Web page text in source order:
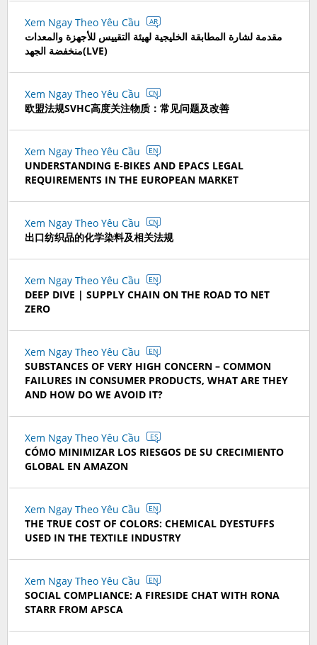
Xem Ngay Theo Yêu Cầu AR
مقدمة لشارة المطابقة الخليجية لهيئة التقييس للأجهزة والمعدات
منخفضة الجهد(LVE)
Xem Ngay Theo Yêu Cầu CN
欧盟法规SVHC高度关注物质：常见问题及改善
Xem Ngay Theo Yêu Cầu EN
UNDERSTANDING E-BIKES AND EPACS LEGAL
REQUIREMENTS IN THE EUROPEAN MARKET
Xem Ngay Theo Yêu Cầu CN
出口纺织品的化学染料及相关法规
Xem Ngay Theo Yêu Cầu EN
DEEP DIVE | SUPPLY CHAIN ON THE ROAD TO NET
ZERO
Xem Ngay Theo Yêu Cầu EN
SUBSTANCES OF VERY HIGH CONCERN – COMMON
FAILURES IN CONSUMER PRODUCTS, WHAT ARE THEY
AND HOW DO WE AVOID IT?
Xem Ngay Theo Yêu Cầu ES
CÓMO MINIMIZAR LOS RIESGOS DE SU CRECIMIENTO
GLOBAL EN AMAZON
Xem Ngay Theo Yêu Cầu EN
THE TRUE COST OF COLORS: CHEMICAL DYESTUFFS
USED IN THE TEXTILE INDUSTRY
Xem Ngay Theo Yêu Cầu EN
SOCIAL COMPLIANCE: A FIRESIDE CHAT WITH RONA
STARR FROM APSCA